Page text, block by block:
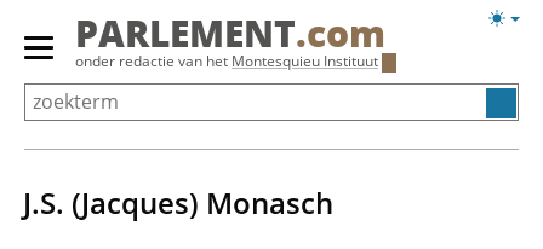
Overslaan
Primair
menu
tonen/verbergen
PARLEMENT.com
onder redactie van het Montesquieu Instituut
J.S. (Jacques) Monasch